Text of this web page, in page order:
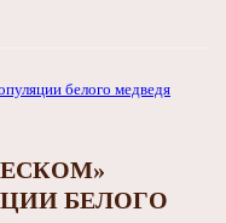
БЕЛОГО